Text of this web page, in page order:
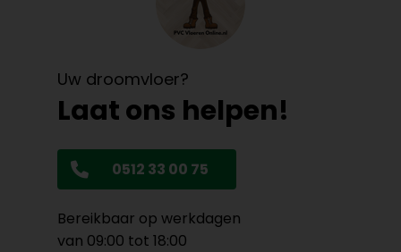
Uw droomvloer?
Laat ons helpen!
0512 33 00 75
Bereikbaar op werkdagen
van 09:00 tot 18:00